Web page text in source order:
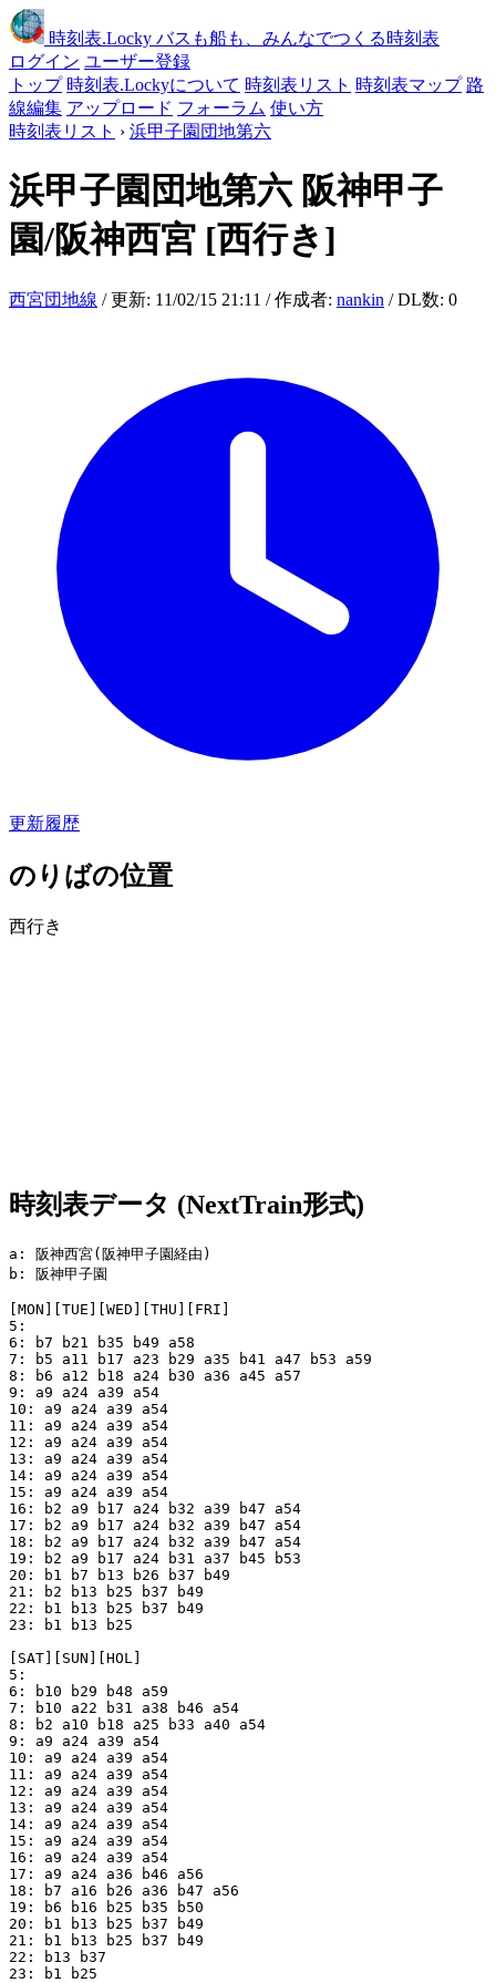
時刻表.Locky バスも船も、みんなでつくる時刻表
ログイン ユーザー登録
トップ 時刻表.Lockyについて 時刻表リスト 時刻表マップ 路
線編集 アップロード フォーラム 使い方
時刻表リスト › 浜甲子園団地第六
浜甲子園団地第六 阪神甲子
園/阪神西宮 [西行き]
西宮団地線 / 更新: 11/02/15 21:11 / 作成者: nankin / DL数: 0
更新履歴
のりばの位置
西行き
時刻表データ (NextTrain形式)
a: 阪神西宮(阪神甲子園経由)
b: 阪神甲子園
[MON][TUE][WED][THU][FRI]
5:
6: b7 b21 b35 b49 a58
7: b5 a11 b17 a23 b29 a35 b41 a47 b53 a59
8: b6 a12 b18 a24 b30 a36 a45 a57
9: a9 a24 a39 a54
10: a9 a24 a39 a54
11: a9 a24 a39 a54
12: a9 a24 a39 a54
13: a9 a24 a39 a54
14: a9 a24 a39 a54
15: a9 a24 a39 a54
16: b2 a9 b17 a24 b32 a39 b47 a54
17: b2 a9 b17 a24 b32 a39 b47 a54
18: b2 a9 b17 a24 b32 a39 b47 a54
19: b2 a9 b17 a24 b31 a37 b45 b53
20: b1 b7 b13 b26 b37 b49
21: b2 b13 b25 b37 b49
22: b1 b13 b25 b37 b49
23: b1 b13 b25
[SAT][SUN][HOL]
5:
6: b10 b29 b48 a59
7: b10 a22 b31 a38 b46 a54
8: b2 a10 b18 a25 b33 a40 a54
9: a9 a24 a39 a54
10: a9 a24 a39 a54
11: a9 a24 a39 a54
12: a9 a24 a39 a54
13: a9 a24 a39 a54
14: a9 a24 a39 a54
15: a9 a24 a39 a54
16: a9 a24 a39 a54
17: a9 a24 a36 b46 a56
18: b7 a16 b26 a36 b47 a56
19: b6 b16 b25 b35 b50
20: b1 b13 b25 b37 b49
21: b1 b13 b25 b37 b49
22: b13 b37
23: b1 b25